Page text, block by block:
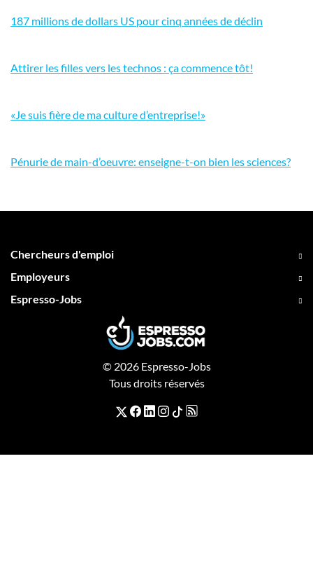
187 millions de dollars US pour cinq années de déclin
Attirer les filles vers les technos : ça commence tôt!
«Je suis fière de ma culture d’entreprise!»
Pénurie de main-d’oeuvre: enseigne-t-on bien les sciences?
Chercheurs d'emploi
Employeurs
Espresso-Jobs
© 2026 Espresso-Jobs
Tous droits réservés